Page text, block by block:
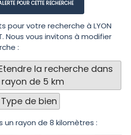
pour votre recherche à LYON
Nous vous invitons à modifier
:
la recherche dans
rayon de 5 km
Type de bien
un rayon de 8 kilomètres :